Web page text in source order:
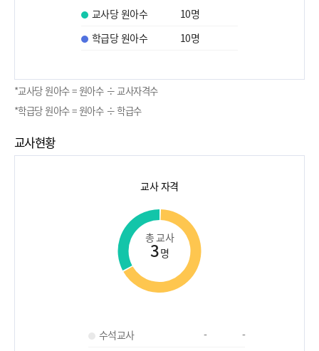
교사당 원아수 10명
학급당 원아수
10명
*교사당 원아수 = 원아수 ÷ 교사자격수
*학급당 원아수 = 원아수 ÷ 학급수
교사현황
교사 자격
총 교사
3명
수석교사 -
-